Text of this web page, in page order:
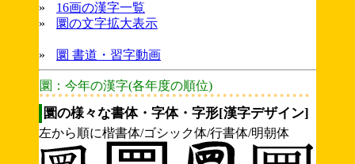
»
16画の漢字一覧
»
圜の文字拡大表示
» 圜 書道・習字動画
圜：今年の漢字(各年度の順位)
圜の様々な書体・字体・字形[漢字デザイン]
左から順に楷書体/ゴシック体/行書体/明朝体